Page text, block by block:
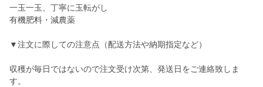
一玉一玉、丁寧に玉転がし
有機肥料・減農薬
▼注文に際しての注意点（配送方法や納期指定など）
収穫が毎日ではないので注文受け次第、発送日をご連絡致しま
す。